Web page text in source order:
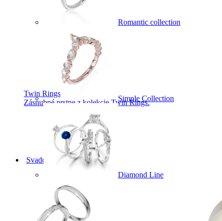
Twin Rings
Zásnubné prstne z kolekcie Twin Rings.
Svadobné obrúčky
Romantic collection
Simple Collection
Diamond Line